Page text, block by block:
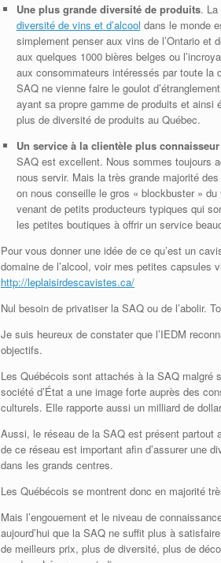
Une plus grande diversité de produits. La
diversité de vins et d’alcool dans le monde
simplement penser aux vins de l’Ontario et
aux quelques 1000 bières belges ou
aux consommateurs intéressés par toute la
SAQ ne vienne faire le goulot
ayant sa propre gamme de produits et ainsi
plus de diversité de produits au Québec.
Un service à la clientèle plus
SAQ est excellent. Nous sommes toujours
nous servir. Mais la très grande majorité
on nous conseille le gros « blockbuster »
venant de petits producteurs typiques qui
les petites boutiques à offrir un service
Pour vous donner une idée de ce qu’est un
domaine de l’alcool, voir mes petites
http://leplaisirdescavistes.ca/
Nul besoin de privatiser la SAQ ou de l’abolir.
Je suis heureux de constater que l’IEDM
objectifs.
Les Québécois sont attachés à la SAQ malgré
société d’État a une image forte auprès des
culturels. Elle rapporte aussi un milliard de
Aussi, le réseau de la SAQ est présent partout
de ce réseau est important afin d’assurer une
dans les grands centres.
Les Québécois se montrent donc en majorité
Mais l’engouement et le niveau de
aujourd’hui que la SAQ ne suffit plus à
de meilleurs prix, plus de diversité, plus de